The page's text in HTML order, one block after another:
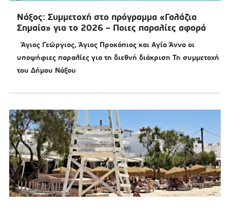
Νάξος: Συμμετοχή στο πρόγραμμα «Γαλάζια
Σημαία» για το 2026 – Ποιες παραλίες αφορά
Άγιος Γεώργιος, Άγιος Προκόπιος και Αγία Άννα οι
υποψήφιες παραλίες για τη διεθνή διάκριση Τη συμμετοχή
του Δήμου Νάξου